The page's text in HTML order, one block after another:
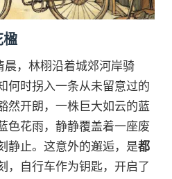
楹
晨，林栩沿着城郊河岸骑
何时拐入一条从未留意过的
然开朗，一株巨大如云的蓝
色花雨，静静覆盖着一座废
静止。这意外的邂逅，是都
，自行车作为钥匙，开启了